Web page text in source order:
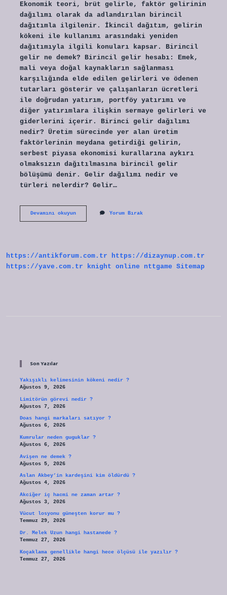
Ekonomik teori, brüt gelirle, faktör gelirinin
dağılımı olarak da adlandırılan birincil
dağıtımla ilgilenir. İkincil dağıtım, gelirin
kökeni ile kullanımı arasındaki yeniden
dağıtımıyla ilgili konuları kapsar. Birincil
gelir ne demek? Birincil gelir hesabı: Emek,
mali veya doğal kaynakların sağlanması
karşılığında elde edilen gelirleri ve ödenen
tutarları gösterir ve çalışanların ücretleri
ile doğrudan yatırım, portföy yatırımı ve
diğer yatırımlara ilişkin sermaye gelirleri ve
giderlerini içerir. Birinci gelir dağılımı
nedir? Üretim sürecinde yer alan üretim
faktörlerinin meydana getirdiği gelirin,
serbest piyasa ekonomisi kurallarına aykırı
olmaksızın dağıtılmasına birincil gelir
bölüşümü denir. Gelir dağılımı nedir ve
türleri nelerdir? Gelir…
Devamını okuyunBirincil
Yorum Bırak
https://antikforum.com.tr
https://dizaynup.com.tr
https://yave.com.tr
knight online nttgame Sitemap
Son Yazılar
Yakışıklı kelimesinin kökeni nedir ?
Ağustos 9, 2026
Limitörün görevi nedir ?
Ağustos 7, 2026
Doas hangi markaları satıyor ?
Ağustos 6, 2026
Kumrular neden guguklar ?
Ağustos 6, 2026
Avişen ne demek ?
Ağustos 5, 2026
Aslan Akbey’in kardeşini kim öldürdü ?
Ağustos 4, 2026
Akciğer iç hacmi ne zaman artar ?
Ağustos 3, 2026
Vücut losyonu güneşten korur mu ?
Temmuz 29, 2026
Dr. Melek Uzun hangi hastanede ?
Temmuz 27, 2026
Koçaklama genellikle hangi hece ölçüsü ile yazılır ?
Temmuz 27, 2026